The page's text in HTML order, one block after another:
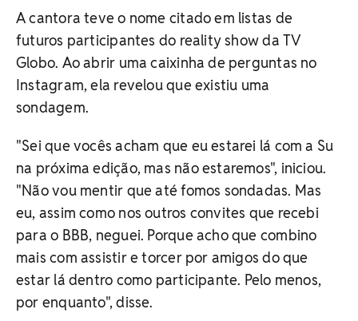
A cantora teve o nome citado em listas de
futuros participantes do reality show da TV
Globo. Ao abrir uma caixinha de perguntas no
Instagram, ela revelou que existiu uma
sondagem.
"Sei que vocês acham que eu estarei lá com a Su
na próxima edição, mas não estaremos", iniciou.
"Não vou mentir que até fomos sondadas. Mas
eu, assim como nos outros convites que recebi
para o BBB, neguei. Porque acho que combino
mais com assistir e torcer por amigos do que
estar lá dentro como participante. Pelo menos,
por enquanto", disse.